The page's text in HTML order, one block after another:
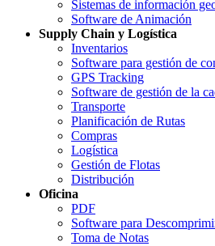
Sistemas de información
Software de Animación
Supply Chain y Logística
Inventarios
Software para gestión de
GPS Tracking
Software de gestión de la
Transporte
Planificación de Rutas
Compras
Logística
Gestión de Flotas
Distribución
Oficina
PDF
Software para
Toma de Notas